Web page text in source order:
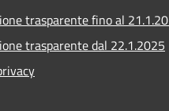
trasparente fino al
trasparente dal 22.1.2025